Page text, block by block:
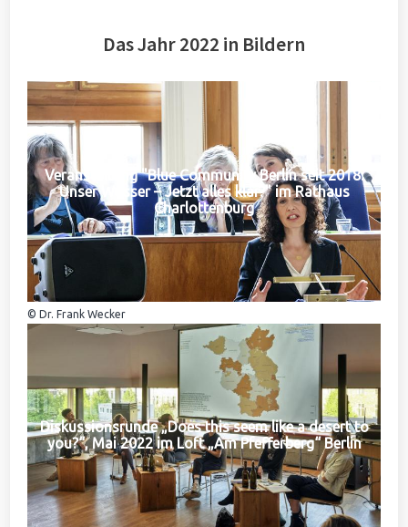
Das Jahr 2022 in Bildern
Veranstaltung "Blue Community Berlin seit 2018:
Unser Wasser – Jetzt alles klar?" im Rathaus
Charlottenburg
© Dr. Frank Wecker
Diskussionsrunde „Does this seem like a desert to
you?“, Mai 2022 im Loft „Am Pfefferberg“ Berlin